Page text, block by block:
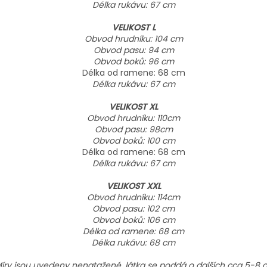
Délka rukávu: 67 cm
VELIKOST L
Obvod hrudníku: 104 cm
Obvod pasu: 94 cm
Obvod boků: 96 cm
Délka od ramene: 68 cm
Délka rukávu: 67 cm
VELIKOST XL
Obvod hrudníku: 110cm
Obvod pasu: 98cm
Obvod boků: 100 cm
Délka od ramene: 68 cm
Délka rukávu: 67 cm
VELIKOST XXL
Obvod hrudníku: 114cm
Obvod pasu: 102 cm
Obvod boků: 106 cm
Délka od ramene: 68 cm
Délka rukávu: 68 cm